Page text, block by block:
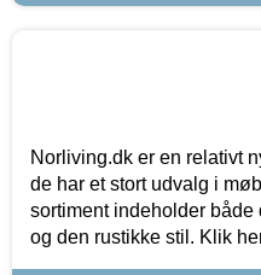
Norliving.dk er en relativt
de har et stort udvalg i
sortiment indeholder
og den rustikke stil. Klik